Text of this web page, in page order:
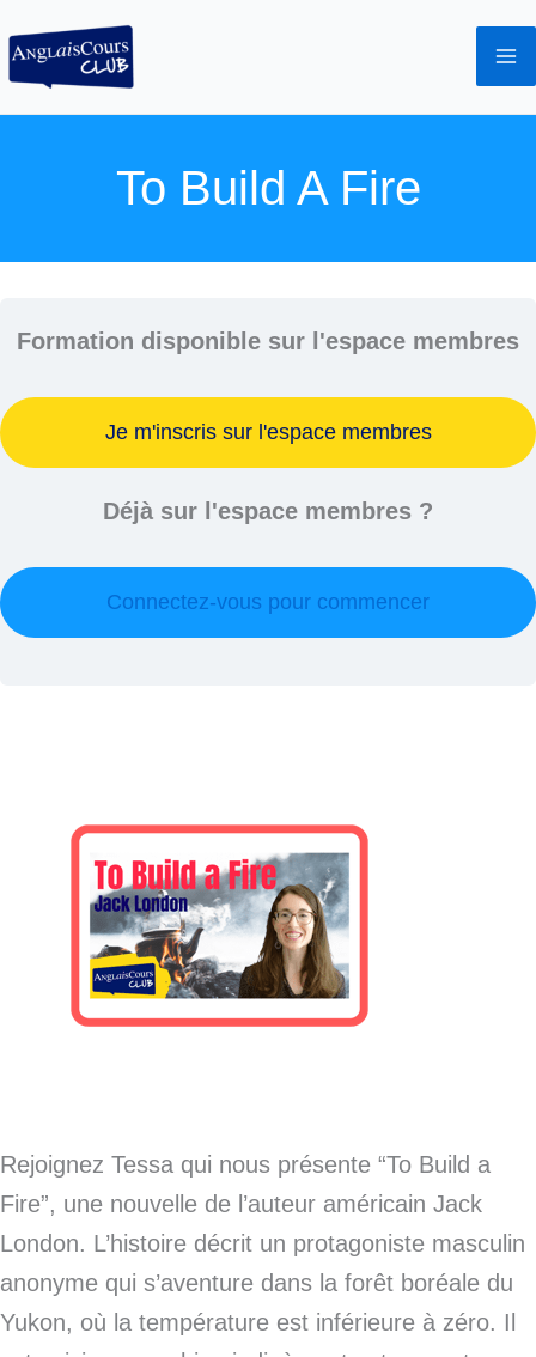
au
contenu
To Build A Fire
Formation disponible sur l'espace membres
Je m'inscris sur l'espace membres
Déjà sur l'espace membres ?
Connectez-vous pour commencer
Rejoignez Tessa qui nous présente “To Build a
Fire”, une nouvelle de l’auteur américain Jack
London. L’histoire décrit un protagoniste masculin
anonyme qui s’aventure dans la forêt boréale du
Yukon, où la température est inférieure à zéro. Il